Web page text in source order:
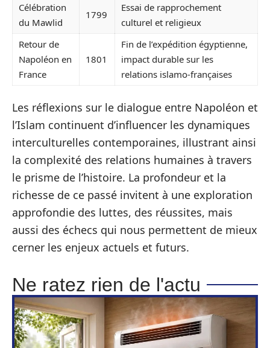
Célébration
du Mawlid
1799
Essai de rapprochement
culturel et religieux
Retour de
Napoléon en
France
1801
Fin de l’expédition égyptienne,
impact durable sur les
relations islamo-françaises
Les réflexions sur le dialogue entre Napoléon et
l’Islam continuent d’influencer les dynamiques
interculturelles contemporaines, illustrant ainsi
la complexité des relations humaines à travers
le prisme de l’histoire. La profondeur et la
richesse de ce passé invitent à une exploration
approfondie des luttes, des réussites, mais
aussi des échecs qui nous permettent de mieux
cerner les enjeux actuels et futurs.
Ne ratez rien de l'actu